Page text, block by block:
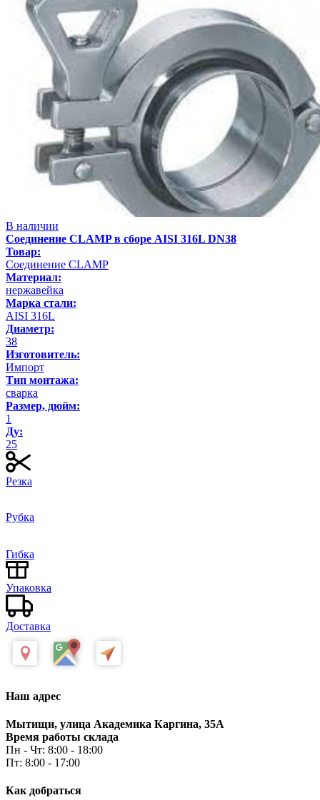
В наличии
Соединение CLAMP в сборе AISI 316L DN38
Товар:
Соединение CLAMP
Материал:
нержавейка
Марка стали:
AISI 316L
Диаметр:
38
Изготовитель:
Импорт
Тип монтажа:
сварка
Размер, дюйм:
1
Ду:
25
Резка
Рубка
Гибка
Упаковка
Доставка
Наш адрес
Мытищи, улица Академика Каргина, 35А
Время работы склада
Пн - Чт: 8:00 - 18:00
Пт: 8:00 - 17:00
Как добраться